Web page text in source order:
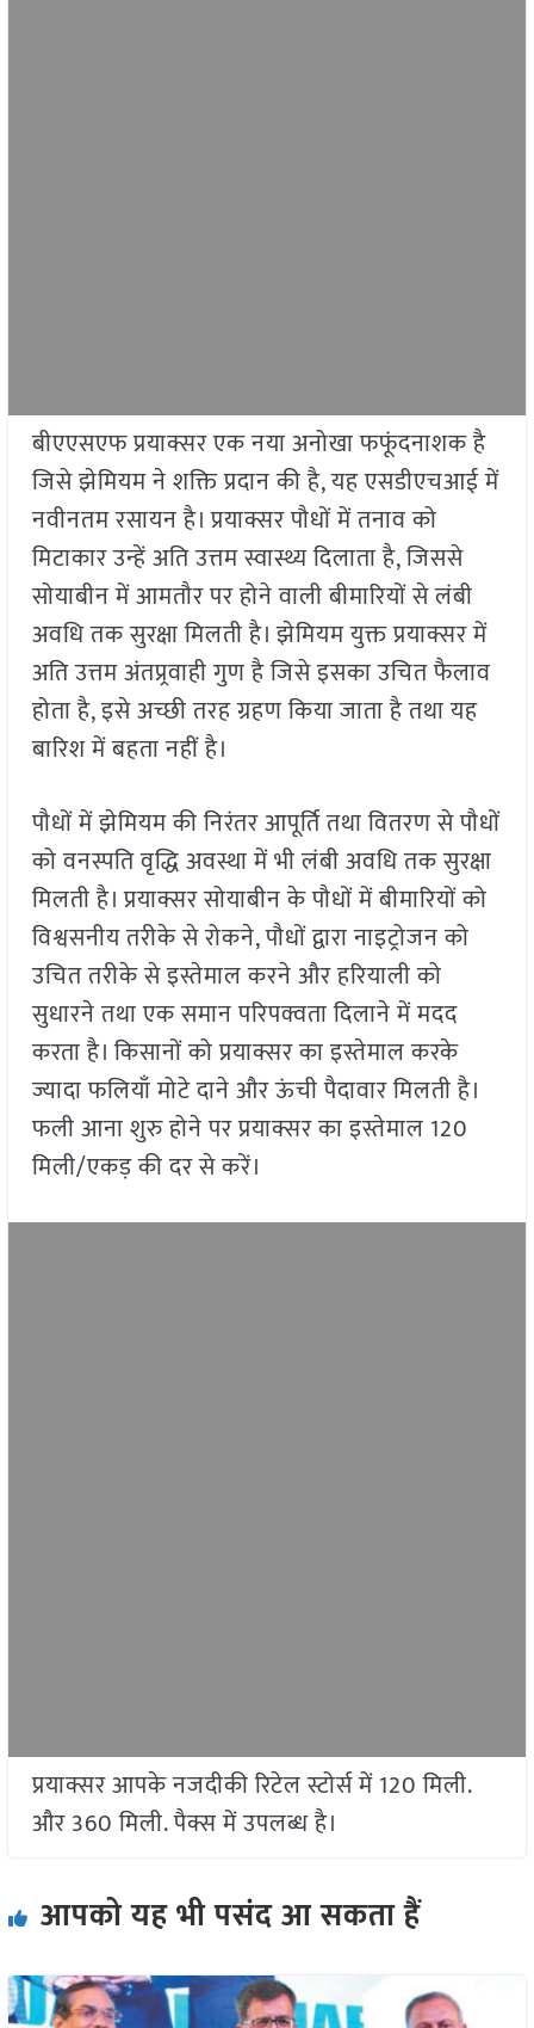
बीएएसएफ प्रयाक्सर एक नया अनोखा फफूंदनाशक है
जिसे झेमियम ने शक्ति प्रदान की है, यह एसडीएचआई में
नवीनतम रसायन है। प्रयाक्सर पौधों में तनाव को
मिटाकार उन्हें अति उत्तम स्वास्थ्य दिलाता है, जिससे
सोयाबीन में आमतौर पर होने वाली बीमारियों से लंबी
अवधि तक सुरक्षा मिलती है। झेमियम युक्त प्रयाक्सर में
अति उत्तम अंतप्र्रवाही गुण है जिसे इसका उचित फैलाव
होता है, इसे अच्छी तरह ग्रहण किया जाता है तथा यह
बारिश में बहता नहीं है।
पौधों में झेमियम की निरंतर आपूर्ति तथा वितरण से पौधों
को वनस्पति वृद्धि अवस्था में भी लंबी अवधि तक सुरक्षा
मिलती है। प्रयाक्सर सोयाबीन के पौधों में बीमारियों को
विश्वसनीय तरीके से रोकने, पौधों द्वारा नाइट्रोजन को
उचित तरीके से इस्तेमाल करने और हरियाली को
सुधारने तथा एक समान परिपक्वता दिलाने में मदद
करता है। किसानों को प्रयाक्सर का इस्तेमाल करके
ज्यादा फलियाँ मोटे दाने और ऊंची पैदावार मिलती है।
फली आना शुरु होने पर प्रयाक्सर का इस्तेमाल 120
मिली/एकड़ की दर से करें।
प्रयाक्सर आपके नजदीकी रिटेल स्टोर्स में 120 मिली.
और 360 मिली. पैक्स में उपलब्ध है।
आपको यह भी पसंद आ सकता हैं